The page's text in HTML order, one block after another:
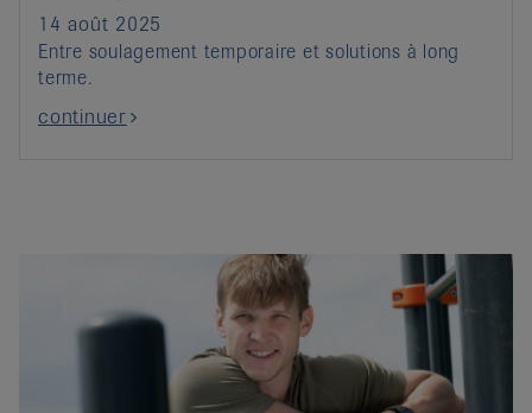
14 août 2025
Entre soulagement temporaire et solutions à long
terme.
continuer